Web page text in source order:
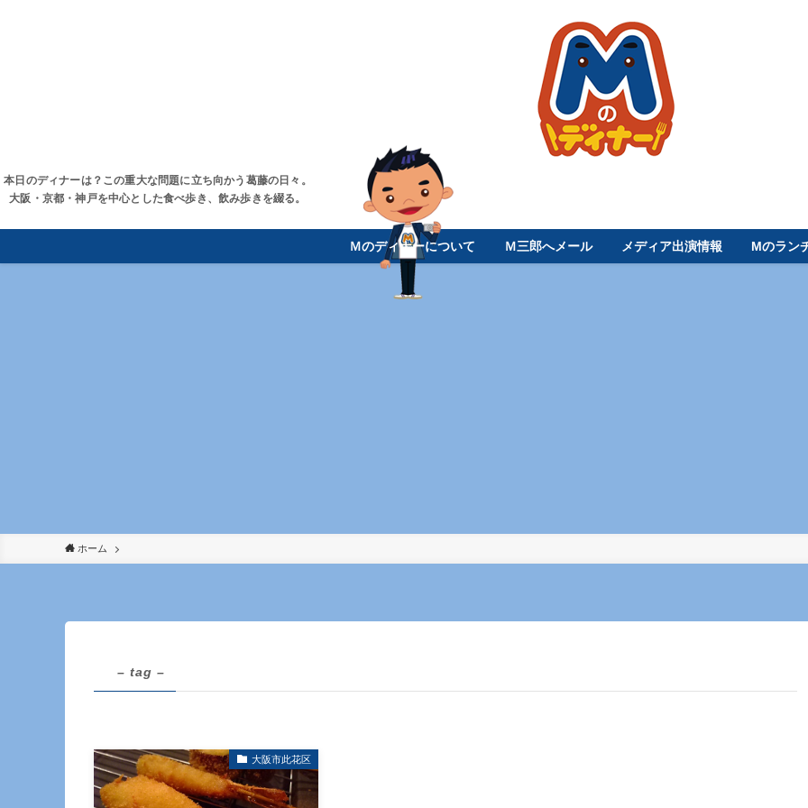
本日のディナーは？この重大な問題に立ち向かう葛藤の日々。
大阪・京都・神戸を中心とした食べ歩き、飲み歩きを綴る。
Ｍのディナーについて Ｍ三郎へメール メディア出演情報 Mのラン
ホーム
– tag –
大阪市此花区